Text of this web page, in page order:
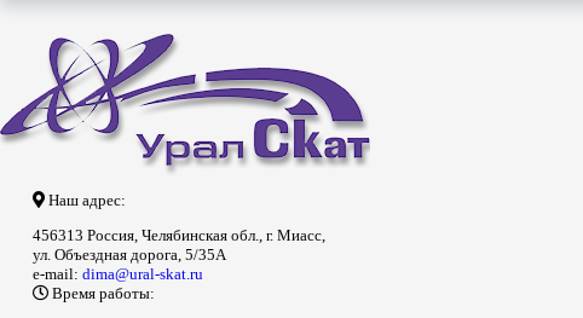
Наш адрес:
456313 Россия, Челябинская обл., г. Миасс,
ул. Объездная дорога, 5/35А
e-mail: dima@ural-skat.ru
Время работы: